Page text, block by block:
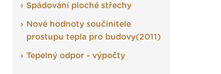
Spádování ploché střechy
Nové hodnoty součinitele
prostupu tepla pro budovy(2011)
Tepelný odpor - výpočty